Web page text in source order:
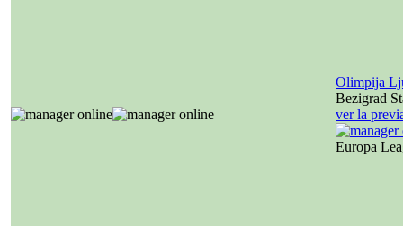
Olimpija
Bezigrad
ver la
Europa